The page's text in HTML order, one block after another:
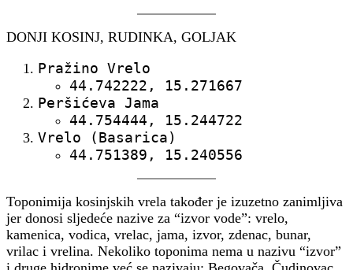
DONJI KOSINJ, RUDINKA, GOLJAK
Pražino Vrelo
44.742222, 15.271667
Peršićeva Jama
44.754444, 15.244722
Vrelo (Basarica)
44.751389, 15.240556
Toponimija kosinjskih vrela također je izuzetno zanimljiva
jer donosi sljedeće nazive za “izvor vode”: vrelo,
kamenica, vodica, vrelac, jama, izvor, zdenac, bunar,
vrilac i vrelina. Nekoliko toponima nema u nazivu “izvor”